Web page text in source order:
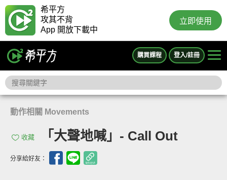
希平方
攻其不背
App 開放下載中
立即使用
購買課程 登入/註冊
動作相關 Movements
收藏 「大聲地喊」- Call Out
分享給好友：